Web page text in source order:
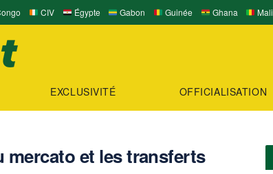
CIV Égypte Gabon Guinée Ghana Mali
EXCLUSIVITÉ OFFICIALISATION
mercato et les transferts